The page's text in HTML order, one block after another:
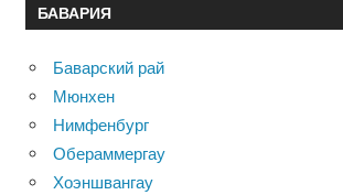
БАВАРИЯ
Баварский рай
Мюнхен
Нимфенбург
Обераммергау
Хоэншвангау